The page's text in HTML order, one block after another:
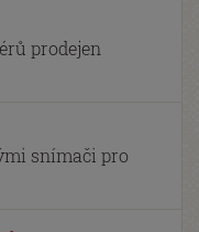
prodejen
snímači pro